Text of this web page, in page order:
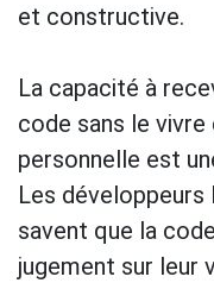
et constructive.
La capacité à
code sans le
personnelle est
Les
savent que la
jugement sur leur